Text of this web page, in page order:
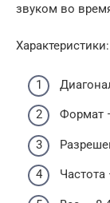
звуком во
Характеристики:
Формат
Частота